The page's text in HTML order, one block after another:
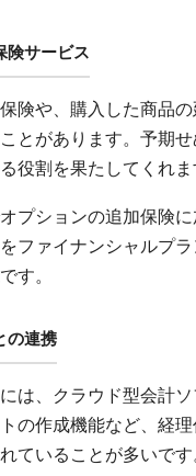
サービス
険や、購入した商品
とがあります。予期
役割を果たしてくれま
プションの追加保険
ファイナンシャルプ
す。
の連携
は、クラウド型会計
の作成機能など、経
ていることが多いです